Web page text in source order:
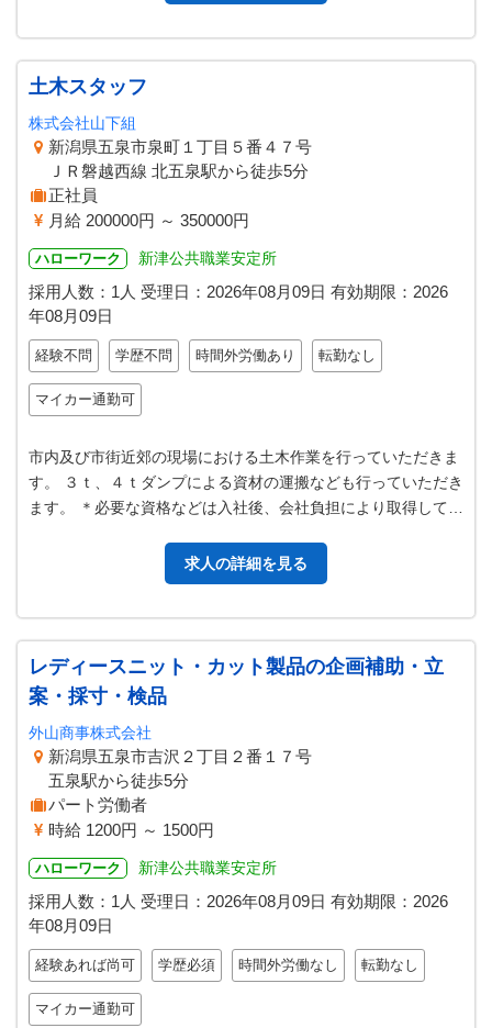
土木スタッフ
株式会社山下組
新潟県五泉市泉町１丁目５番４７号
ＪＲ磐越西線 北五泉駅から徒歩5分
正社員
月給 200000円 ～ 350000円
ハローワーク 新津公共職業安定所
採用人数：1人 受理日： 2026年08月09日 有効期限： 2026
年08月09日
経験不問 学歴不問 時間外労働あり 転勤なし
マイカー通勤可
市内及び市街近郊の現場における土木作業を行っていただきま
す。 ３ｔ、４ｔダンプによる資材の運搬なども行っていただき
ます。 ＊必要な資格などは入社後、会社負担により取得してい
求人の詳細を見る
レディースニット・カット製品の企画補助・立
案・採寸・検品
外山商事株式会社
新潟県五泉市吉沢２丁目２番１７号
五泉駅から徒歩5分
パート労働者
時給 1200円 ～ 1500円
ハローワーク 新津公共職業安定所
採用人数：1人 受理日： 2026年08月09日 有効期限： 2026
年08月09日
経験あれば尚可 学歴必須 時間外労働なし 転勤なし
マイカー通勤可